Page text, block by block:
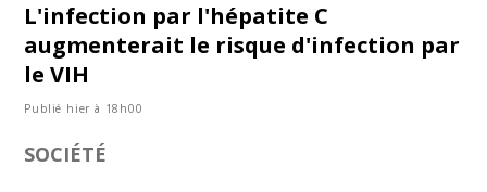
L'infection par l'hépatite C
augmenterait le risque d'infection par
le VIH
Publié hier à 18h00
SOCIÉTÉ